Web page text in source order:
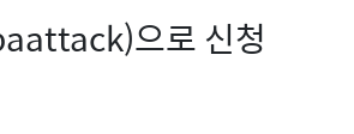
으로 신청